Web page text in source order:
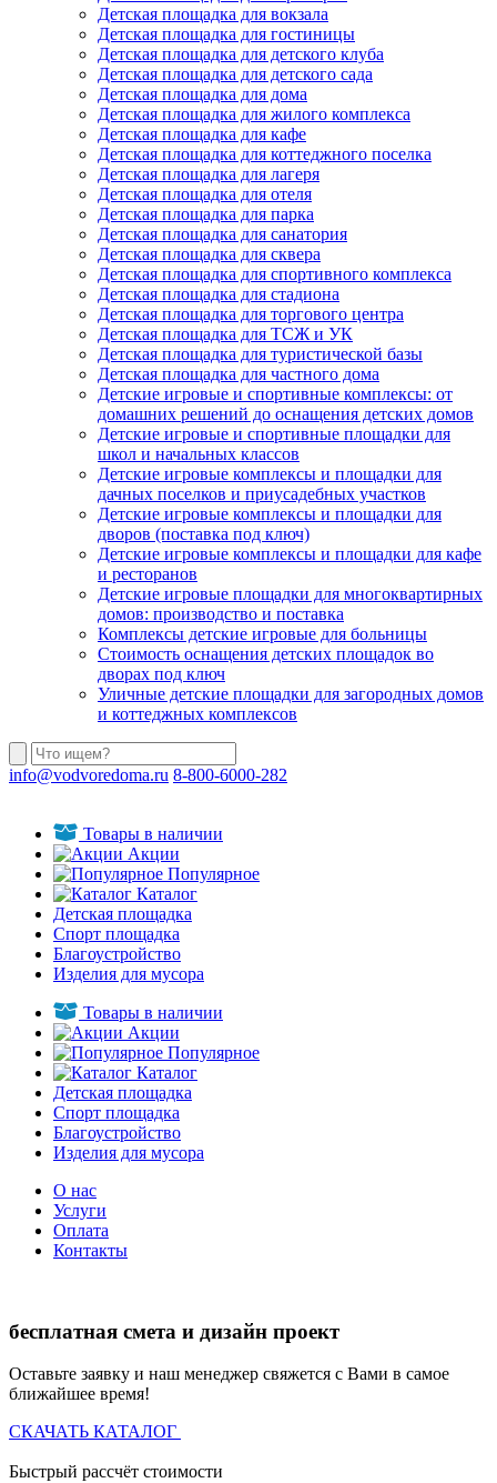
Детская площадка для вокзала
Детская площадка для гостиницы
Детская площадка для детского клуба
Детская площадка для детского сада
Детская площадка для дома
Детская площадка для жилого комплекса
Детская площадка для кафе
Детская площадка для коттеджного поселка
Детская площадка для лагеря
Детская площадка для отеля
Детская площадка для парка
Детская площадка для санатория
Детская площадка для сквера
Детская площадка для спортивного комплекса
Детская площадка для стадиона
Детская площадка для торгового центра
Детская площадка для ТСЖ и УК
Детская площадка для туристической базы
Детская площадка для частного дома
Детские игровые и спортивные комплексы: от
домашних решений до оснащения детских домов
Детские игровые и спортивные площадки для
школ и начальных классов
Детские игровые комплексы и площадки для
дачных поселков и приусадебных участков
Детские игровые комплексы и площадки для
дворов (поставка под ключ)
Детские игровые комплексы и площадки для кафе
и ресторанов
Детские игровые площадки для многоквартирных
домов: производство и поставка
Комплексы детские игровые для больницы
Стоимость оснащения детских площадок во
дворах под ключ
Уличные детские площадки для загородных домов
и коттеджных комплексов
info@vodvoredoma.ru 8-800-6000-282
Товары в наличии
Акции
Популярное
Каталог
Детская площадка
Спорт площадка
Благоустройство
Изделия для мусора
Товары в наличии
Акции
Популярное
Каталог
Детская площадка
Спорт площадка
Благоустройство
Изделия для мусора
О нас
Услуги
Оплата
Контакты
бесплатная смета и дизайн проект
Оставьте заявку и наш менеджер свяжется с Вами в самое
ближайшее время!
СКАЧАТЬ КАТАЛОГ
Быстрый рассчёт стоимости